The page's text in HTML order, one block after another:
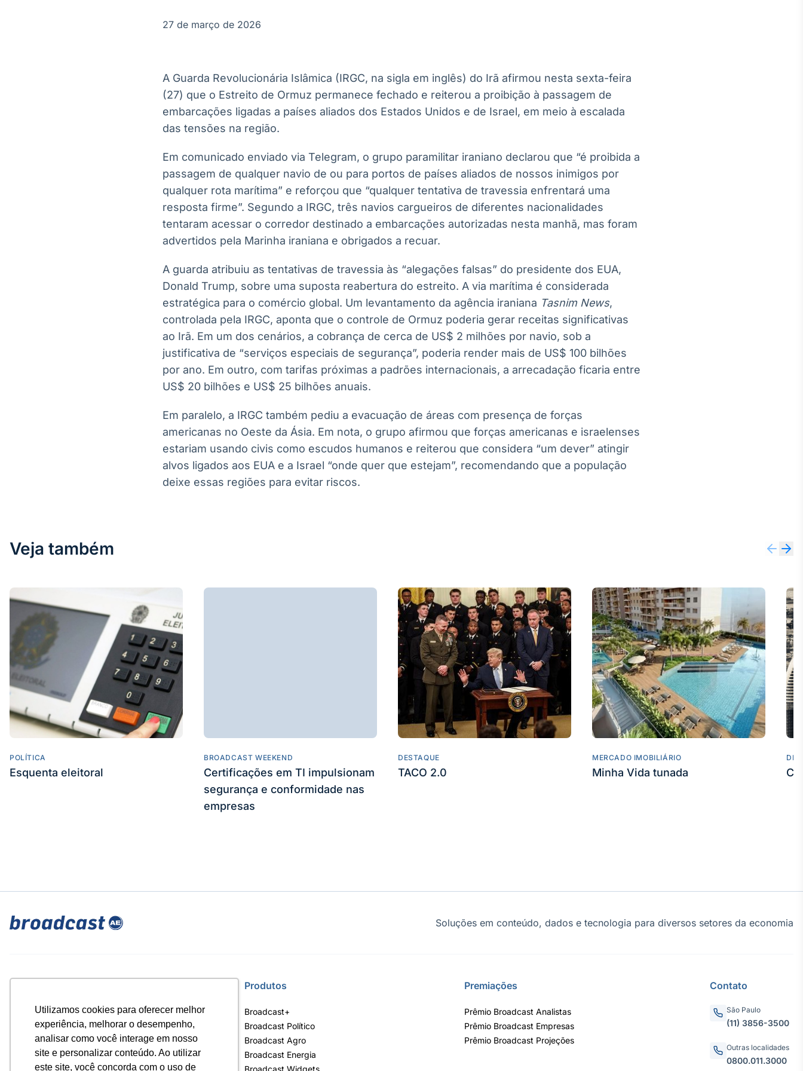
Utilizamos cookies para oferecer melhor
experiência, melhorar o desempenho,
analisar como você interage em nosso
site e personalizar conteúdo. Ao utilizar
este site, você concorda com o uso de
Plataforma para
negociação de
APIs para
integração de
Broadcast
Radar
Monitoramento
inteligente de
Broadcast
Fundos
A melhor
plataforma para
no Brasil
IA
Em breve
BroadFast
Em breve
Gestão de
Investimentos
Em breve
Tokenização
de ativos
Em breve
Crédito
Em breve
27 de março de 2026
A Guarda Revolucionária Islâmica (IRGC, na sigla em inglês) do Irã afirmou nesta sexta-feira
(27) que o Estreito de Ormuz permanece fechado e reiterou a proibição à passagem de
embarcações ligadas a países aliados dos Estados Unidos e de Israel, em meio à escalada
das tensões na região.
Em comunicado enviado via Telegram, o grupo paramilitar iraniano declarou que “é proibida a
passagem de qualquer navio de ou para portos de países aliados de nossos inimigos por
qualquer rota marítima” e reforçou que “qualquer tentativa de travessia enfrentará uma
resposta firme”. Segundo a IRGC, três navios cargueiros de diferentes nacionalidades
tentaram acessar o corredor destinado a embarcações autorizadas nesta manhã, mas foram
advertidos pela Marinha iraniana e obrigados a recuar.
A guarda atribuiu as tentativas de travessia às “alegações falsas” do presidente dos EUA,
Donald Trump, sobre uma suposta reabertura do estreito. A via marítima é considerada
estratégica para o comércio global. Um levantamento da agência iraniana Tasnim News,
controlada pela IRGC, aponta que o controle de Ormuz poderia gerar receitas significativas
ao Irã. Em um dos cenários, a cobrança de cerca de US$ 2 milhões por navio, sob a
justificativa de “serviços especiais de segurança”, poderia render mais de US$ 100 bilhões
por ano. Em outro, com tarifas próximas a padrões internacionais, a arrecadação ficaria entre
US$ 20 bilhões e US$ 25 bilhões anuais.
Em paralelo, a IRGC também pediu a evacuação de áreas com presença de forças
americanas no Oeste da Ásia. Em nota, o grupo afirmou que forças americanas e israelenses
estariam usando civis como escudos humanos e reiterou que considera “um dever” atingir
alvos ligados aos EUA e a Israel “onde quer que estejam”, recomendando que a população
deixe essas regiões para evitar riscos.
Veja também
POLÍTICA
Esquenta eleitoral
BROADCAST WEEKEND
Certificações em TI impulsionam
segurança e conformidade nas
empresas
DESTAQUE
TACO 2.0
MERCADO IMOBILIÁRIO
Minha Vida tunada
Soluções em conteúdo, dados e tecnologia para diversos setores da economia
Notícias
Termos de uso
Política de privacidade
Contrato Máster Terminal
Produtos
Broadcast+
Broadcast Político
Broadcast Agro
Broadcast Energia
Broadcast Widgets
Premiações
Prêmio Broadcast Analistas
Prêmio Broadcast Empresas
Prêmio Broadcast Projeções
Contato
São Paulo
(11) 3856-3500
Outras localidades
0800.011.3000